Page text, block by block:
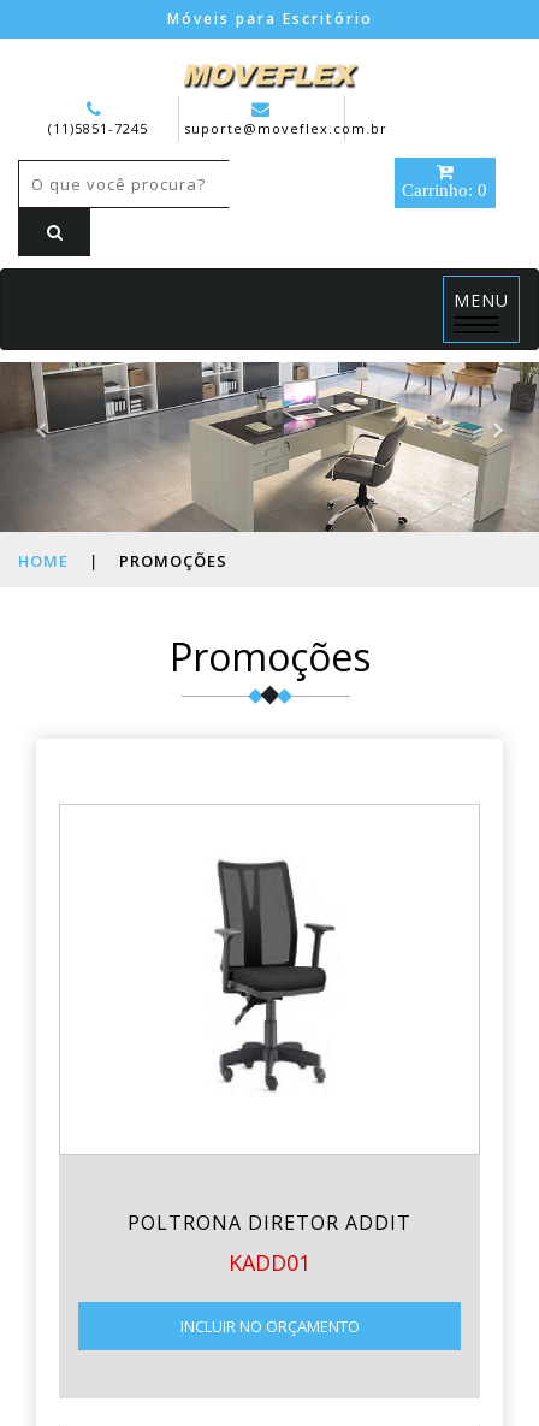
Móveis para Escritório
(11)5851-7245 suporte@moveflex.com.br
Carrinho: 0
MENU
Menu
HOME | PROMOÇÕES
Promoções
POLTRONA DIRETOR ADDIT
KADD01
INCLUIR NO ORÇAMENTO